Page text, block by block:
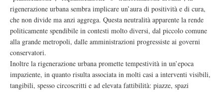
rigenerazione urbana sembra implicare un’aura di positività e di cura,
che non divide ma anzi aggrega. Questa neutralità apparente la rende
politicamente spendibile in contesti molto diversi, dal piccolo comune
alla grande metropoli, dalle amministrazioni progressiste ai governi
conservatori.
Inoltre la rigenerazione urbana promette tempestività in un’epoca
impaziente, in quanto risulta associata in molti casi a interventi visibili,
tangibili, spesso circoscritti e ad elevata fattibilità: piazze, spazi